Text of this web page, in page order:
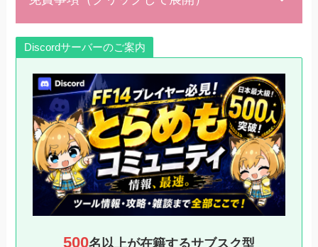
Discordサーバーのご案内
500名以上が在籍するサブスク型